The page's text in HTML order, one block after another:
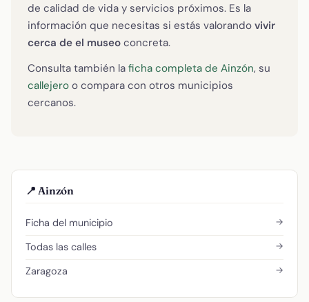
de calidad de vida y servicios próximos. Es la
información que necesitas si estás valorando vivir
cerca de el museo concreta.
Consulta también la ficha completa de Ainzón, su
callejero o compara con otros municipios
cercanos.
📍 Ainzón
Ficha del municipio →
Todas las calles →
Zaragoza →